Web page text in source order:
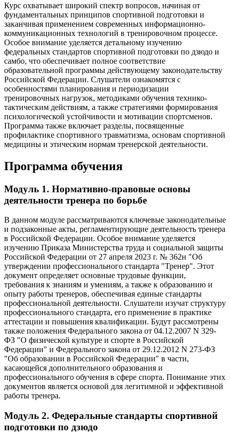
Курс охватывает широкий спектр вопросов, начиная от
фундаментальных принципов спортивной подготовки и
заканчивая применением современных информационно-
коммуникационных технологий в тренировочном процессе.
Особое внимание уделяется детальному изучению
федеральных стандартов спортивной подготовки по дзюдо и
самбо, что обеспечивает полное соответствие
образовательной программы действующему законодательству
Российской Федерации. Слушатели ознакомятся с
особенностями планирования и периодизации
тренировочных нагрузок, методиками обучения технико-
тактическим действиям, а также стратегиями формирования
психологической устойчивости и мотивации спортсменов.
Программа также включает разделы, посвященные
профилактике спортивного травматизма, основам спортивной
медицины и этическим нормам тренерской деятельности.
Программа обучения
Модуль 1. Нормативно-правовые основы
деятельности тренера по борьбе
В данном модуле рассматриваются ключевые законодательные
и подзаконные акты, регламентирующие деятельность тренера
в Российской Федерации. Особое внимание уделяется
изучению Приказа Министерства труда и социальной защиты
Российской Федерации от 27 апреля 2023 г. № 362н "Об
утверждении профессионального стандарта "Тренер". Этот
документ определяет основные трудовые функции,
требования к знаниям и умениям, а также к образованию и
опыту работы тренеров, обеспечивая единые стандарты
профессиональной деятельности. Слушатели изучат структуру
профессионального стандарта, его применение в практике
аттестации и повышения квалификации. Будут рассмотрены
также положения Федерального закона от 04.12.2007 N 329-
ФЗ "О физической культуре и спорте в Российской
Федерации" и Федерального закона от 29.12.2012 N 273-ФЗ
"Об образовании в Российской Федерации" в части,
касающейся дополнительного образования и
профессионального обучения в сфере спорта. Понимание этих
документов является основой для легитимной и эффективной
работы тренера.
Модуль 2. Федеральные стандарты спортивной
подготовки по дзюдо